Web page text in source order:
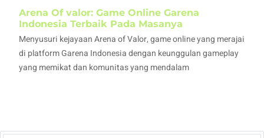
Arena Of valor: Game Online Garena
Indonesia Terbaik Pada Masanya
Menyusuri kejayaan Arena of Valor, game online yang merajai
di platform Garena Indonesia dengan keunggulan gameplay
yang memikat dan komunitas yang mendalam